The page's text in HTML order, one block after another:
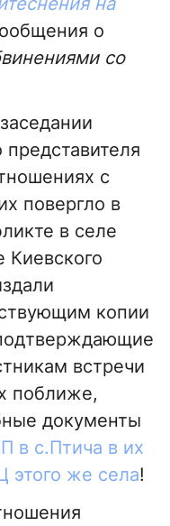
о
со
с
повергло в
в селе
Киевского
копии
встречи
поближе,
документы
в с.Птича в их
этого же села!